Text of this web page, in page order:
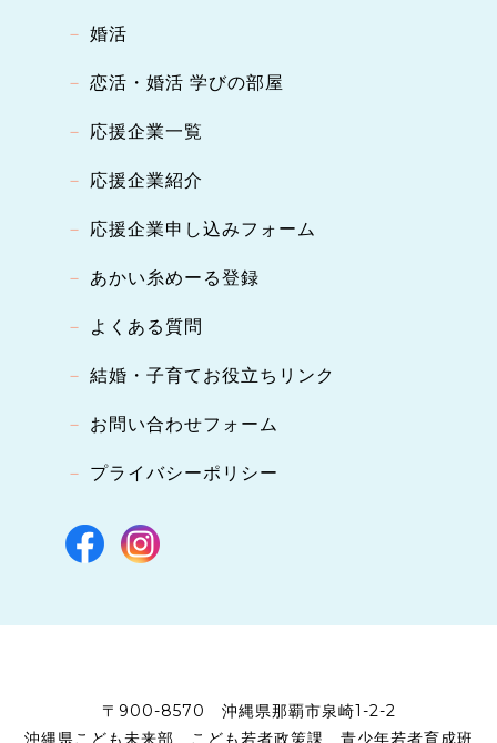
婚活
恋活・婚活 学びの部屋
応援企業一覧
応援企業紹介
応援企業申し込みフォーム
あかい糸めーる登録
よくある質問
結婚・子育てお役立ちリンク
お問い合わせフォーム
プライバシーポリシー
〒900-8570 沖縄県那覇市泉崎1-2-2